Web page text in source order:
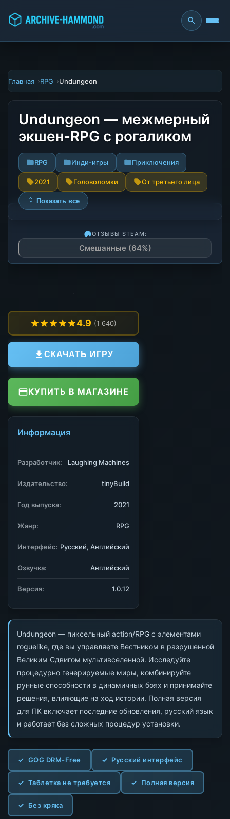
Главная RPG Undungeon
Undungeon — межмерный
экшен-RPG с рогаликом
RPG Инди-игры Приключения
2021 Головоломки От третьего лица
Показать все
ОТЗЫВЫ STEAM:
Смешанные (64%)
Undungeon — пиксельный action/RPG с элементами
roguelike, где вы управляете Вестником в разрушенной
Великим Сдвигом мультивселенной. Исследуйте
процедурно генерируемые миры, комбинируйте
рунные способности в динамичных боях и принимайте
решения, влияющие на ход истории. Полная версия
для ПК включает последние обновления, русский язык
и работает без сложных процедур установки.
GOG DRM-Free Русский интерфейс
Таблетка не требуется Полная версия
Без кряка
4.9 (1 640)
СКАЧАТЬ ИГРУ
КУПИТЬ В МАГАЗИНЕ
Информация
Разработчик: Laughing Machines
Издательство: tinyBuild
Год выпуска: 2021
Жанр: RPG
Интерфейс: Русский, Английский
Озвучка: Английский
Версия: 1.0.12